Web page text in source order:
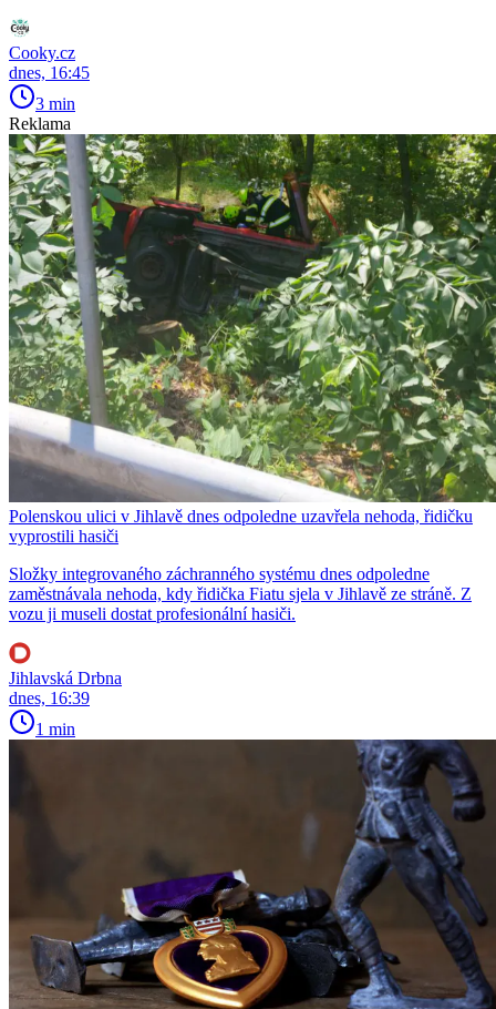
Cooky.cz
dnes, 16:45
3 min
Reklama
Polenskou ulici v Jihlavě dnes odpoledne uzavřela nehoda, řidičku
vyprostili hasiči
Složky integrovaného záchranného systému dnes odpoledne
zaměstnávala nehoda, kdy řidička Fiatu sjela v Jihlavě ze stráně. Z
vozu ji museli dostat profesionální hasiči.
Jihlavská Drbna
dnes, 16:39
1 min